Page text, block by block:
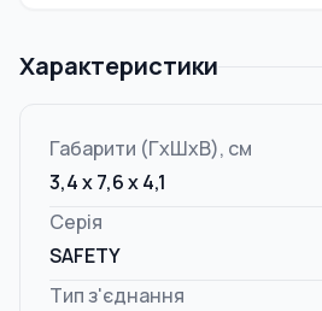
Характеристики
Габарити (ГxШxВ), см
3,4 x 7,6 x 4,1
Серія
SAFETY
Тип з'єднання